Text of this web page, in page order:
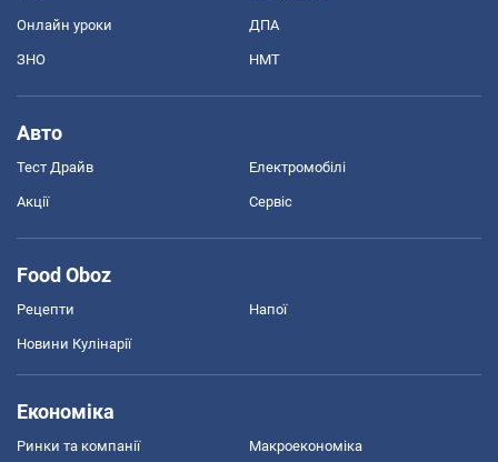
Онлайн уроки ДПА
ЗНО НМТ
Авто
Тест Драйв Електромобілі
Акції Сервіс
Food Oboz
Рецепти Напої
Новини Кулінарії
Економіка
Ринки та компанії Макроекономіка